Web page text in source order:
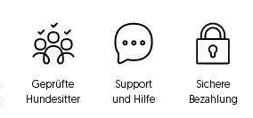
Geprüfte
Hundesitter
Support
und Hilfe
Sichere
Bezahlung